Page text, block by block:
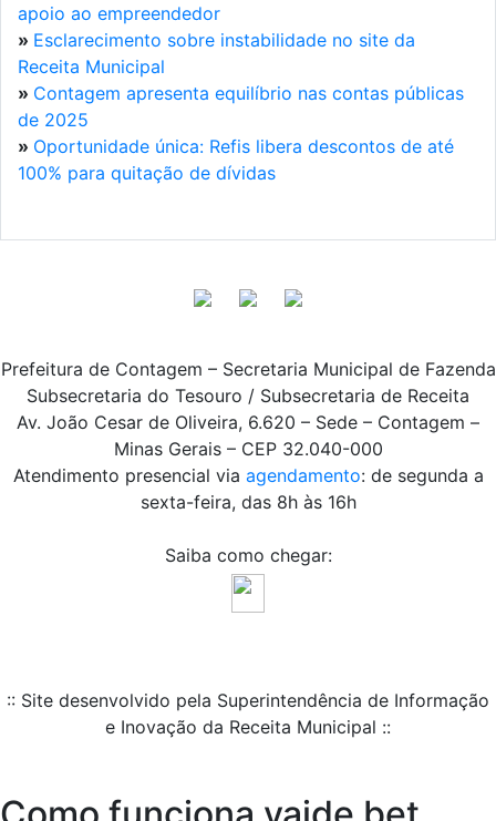
apoio ao empreendedor
» Esclarecimento sobre instabilidade no site da
Receita Municipal
» Contagem apresenta equilíbrio nas contas públicas
de 2025
» Oportunidade única: Refis libera descontos de até
100% para quitação de dívidas
Prefeitura de Contagem – Secretaria Municipal de Fazenda
Subsecretaria do Tesouro / Subsecretaria de Receita
Av. João Cesar de Oliveira, 6.620 – Sede – Contagem –
Minas Gerais – CEP 32.040-000
Atendimento presencial via agendamento: de segunda a
sexta-feira, das 8h às 16h
Saiba como chegar:
:: Site desenvolvido pela Superintendência de Informação
e Inovação da Receita Municipal ::